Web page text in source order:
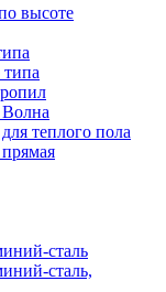
высоте
теплого пола
сталь
сталь,